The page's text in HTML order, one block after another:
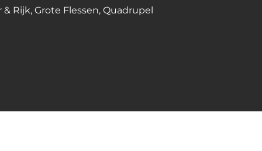
& Rijk,Grote Flessen,Quadrupel